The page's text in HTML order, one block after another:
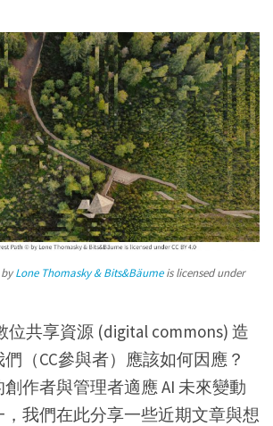
Lone Thomasky & Bits&Bäumeis licensed under
位共享資源 (digital commons) 造
（CC參與者）應該如何因應？
作者與管理者適應 AI 未來變動
我們在此分享一些近期文章與想